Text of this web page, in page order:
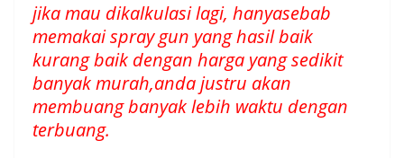
jika mau dikalkulasi lagi, hanyasebab
memakai spray gun yang hasil baik
kurang baik dengan harga yang sedikit
banyak murah,anda justru akan
membuang banyak lebih waktu dengan
terbuang.